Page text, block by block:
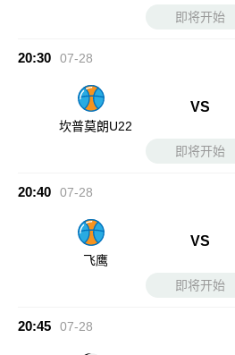
即将开始
20:30 07-28
坎普莫朗U22
VS
即将开始
20:40 07-28
飞鹰
VS
即将开始
20:45 07-28